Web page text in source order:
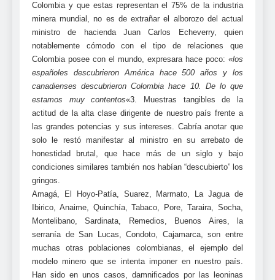
Colombia y que estas representan el 75% de la industria
minera mundial, no es de extrañar el alborozo del actual
ministro de hacienda Juan Carlos Echeverry, quien
notablemente cómodo con el tipo de relaciones que
Colombia posee con el mundo, expresara hace poco: «los
españoles descubrieron América hace 500 años y los
canadienses descubrieron Colombia hace 10. De lo que
estamos muy contentos«3. Muestras tangibles de la
actitud de la alta clase dirigente de nuestro país frente a
las grandes potencias y sus intereses. Cabría anotar que
solo le restó manifestar al ministro en su arrebato de
honestidad brutal, que hace más de un siglo y bajo
condiciones similares también nos habían “descubierto” los
gringos.
Amagá, El Hoyo-Patía, Suarez, Marmato, La Jagua de
Ibirico, Anaime, Quinchía, Tabaco, Pore, Taraira, Socha,
Montelibano, Sardinata, Remedios, Buenos Aires, la
serranía de San Lucas, Condoto, Cajamarca, son entre
muchas otras poblaciones colombianas, el ejemplo del
modelo minero que se intenta imponer en nuestro país.
Han sido en unos casos, damnificados por las leoninas